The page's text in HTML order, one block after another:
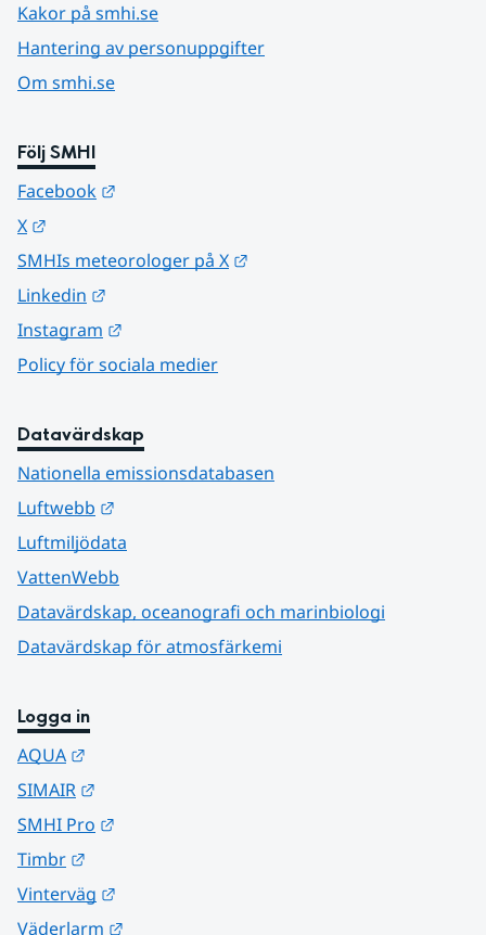
Kakor på smhi.se
Hantering av personuppgifter
Om smhi.se
Följ SMHI
Facebook
X
SMHIs meteorologer på X
Linkedin
Instagram
Policy för sociala medier
Datavärdskap
Nationella emissionsdatabasen
Luftwebb
Luftmiljödata
VattenWebb
Datavärdskap, oceanografi och marinbiologi
Datavärdskap för atmosfärkemi
Logga in
AQUA
SIMAIR
SMHI Pro
Timbr
Vinterväg
Väderlarm